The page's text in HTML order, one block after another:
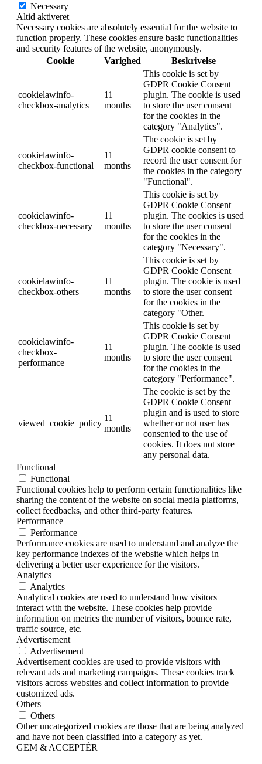
Necessary
Altid aktiveret
Necessary cookies are absolutely essential for the website to
function properly. These cookies ensure basic functionalities
and security features of the website, anonymously.
Cookie
Varighed Beskrivelse
cookielawinfo-
checkbox-analytics
11
months
This cookie is set by
GDPR Cookie Consent
plugin. The cookie is used
to store the user consent
for the cookies in the
category "Analytics".
cookielawinfo-
checkbox-functional
11
months
The cookie is set by
GDPR cookie consent to
record the user consent for
the cookies in the category
"Functional".
cookielawinfo-
checkbox-necessary
11
months
This cookie is set by
GDPR Cookie Consent
plugin. The cookies is used
to store the user consent
for the cookies in the
category "Necessary".
cookielawinfo-
checkbox-others
11
months
This cookie is set by
GDPR Cookie Consent
plugin. The cookie is used
to store the user consent
for the cookies in the
category "Other.
cookielawinfo-
checkbox-
performance
11
months
This cookie is set by
GDPR Cookie Consent
plugin. The cookie is used
to store the user consent
for the cookies in the
category "Performance".
viewed_cookie_policy
11
months
The cookie is set by the
GDPR Cookie Consent
plugin and is used to store
whether or not user has
consented to the use of
cookies. It does not store
any personal data.
Functional
Functional
Functional cookies help to perform certain functionalities like
sharing the content of the website on social media platforms,
collect feedbacks, and other third-party features.
Performance
Performance
Performance cookies are used to understand and analyze the
key performance indexes of the website which helps in
delivering a better user experience for the visitors.
Analytics
Analytics
Analytical cookies are used to understand how visitors
interact with the website. These cookies help provide
information on metrics the number of visitors, bounce rate,
traffic source, etc.
Advertisement
Advertisement
Advertisement cookies are used to provide visitors with
relevant ads and marketing campaigns. These cookies track
visitors across websites and collect information to provide
customized ads.
Others
Others
Other uncategorized cookies are those that are being analyzed
and have not been classified into a category as yet.
GEM & ACCEPTÈR